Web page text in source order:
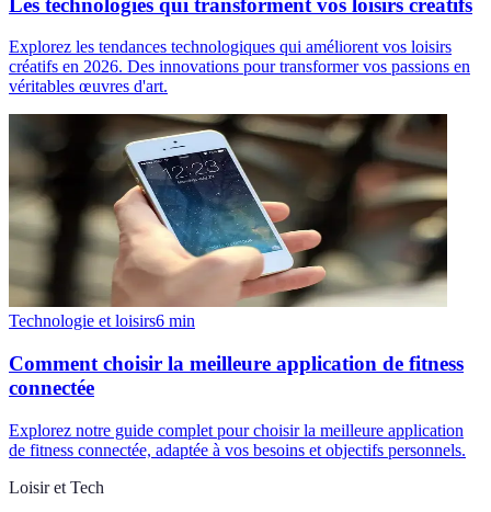
Explorez les tendances technologiques qui améliorent vos loisirs
créatifs en 2026. Des innovations pour transformer vos passions en
véritables œuvres d'art.
Technologie et loisirs6 min
Comment choisir la meilleure application de fitness
connectée
Explorez notre guide complet pour choisir la meilleure application
de fitness connectée, adaptée à vos besoins et objectifs personnels.
Loisir et Tech